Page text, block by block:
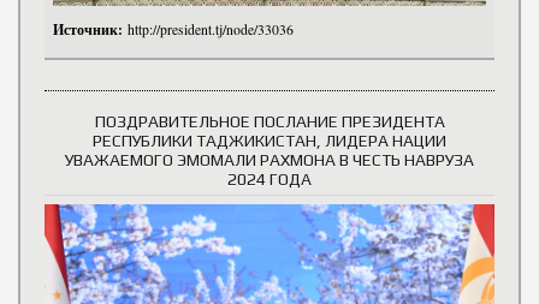
Источник: http://president.tj/node/33036
ПОЗДРАВИТЕЛЬНОЕ ПОСЛАНИЕ ПРЕЗИДЕНТА
РЕСПУБЛИКИ ТАДЖИКИСТАН, ЛИДЕРА НАЦИИ
УВАЖАЕМОГО ЭМОМАЛИ РАХМОНА В ЧЕСТЬ НАВРУЗА
2024 ГОДА